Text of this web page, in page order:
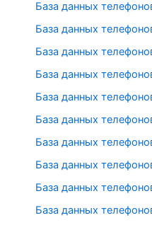
База данных
База данных
База данных
База данных
База данных
База данных
База данных
База данных
База данных
База данных